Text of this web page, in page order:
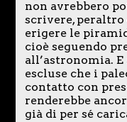
non avrebbero
scrivere,
erigere le
cioè seguendo
all’astronomia.
escluse che i
contatto con
renderebbe
già di per sé